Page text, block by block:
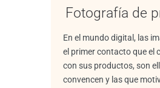
Fotografía de
En el mundo digital, las
el primer contacto que el
con sus productos, son
convencen y las que